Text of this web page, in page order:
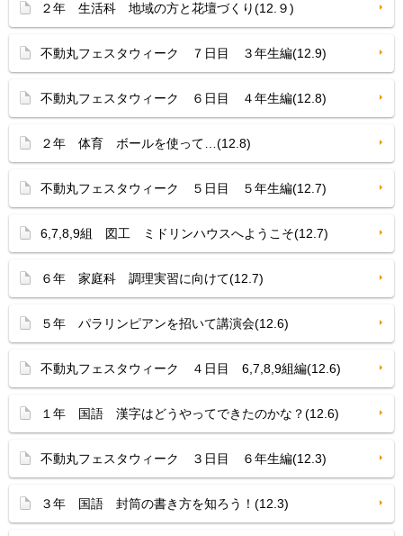
２年 生活科 地域の方と花壇づくり(12.９)
不動丸フェスタウィーク ７日目 ３年生編(12.9)
不動丸フェスタウィーク ６日目 ４年生編(12.8)
２年 体育 ボールを使って…(12.8)
不動丸フェスタウィーク ５日目 ５年生編(12.7)
6,7,8,9組 図工 ミドリンハウスへようこそ(12.7)
６年 家庭科 調理実習に向けて(12.7)
５年 パラリンピアンを招いて講演会(12.6)
不動丸フェスタウィーク ４日目 6,7,8,9組編(12.6)
１年 国語 漢字はどうやってできたのかな？(12.6)
不動丸フェスタウィーク ３日目 ６年生編(12.3)
３年 国語 封筒の書き方を知ろう！(12.3)